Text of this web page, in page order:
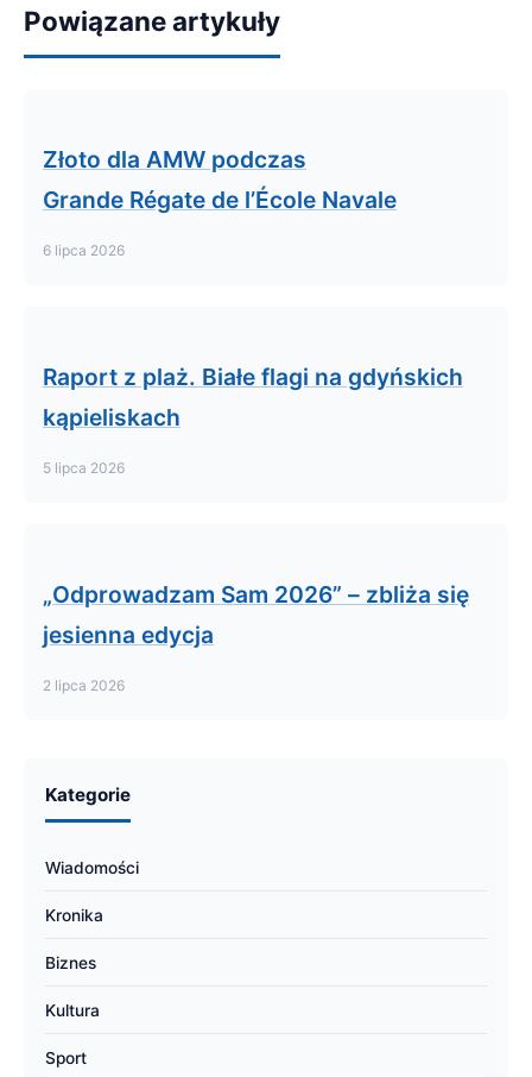
Powiązane artykuły
Złoto dla AMW podczas
Grande Régate de l’École Navale
6 lipca 2026
Raport z plaż. Białe flagi na gdyńskich
kąpieliskach
5 lipca 2026
„Odprowadzam Sam 2026” – zbliża się
jesienna edycja
2 lipca 2026
Kategorie
Wiadomości
Kronika
Biznes
Kultura
Sport